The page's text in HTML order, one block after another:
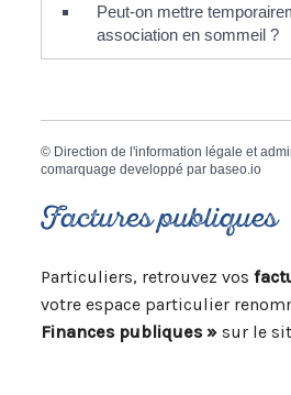
Peut-on mettre
association en sommeil ?
© Direction de l'information légale et
comarquage developpé par baseo.io
Factures publiques
Particuliers, retrouvez vos
votre espace particulier
Finances publiques »sur le